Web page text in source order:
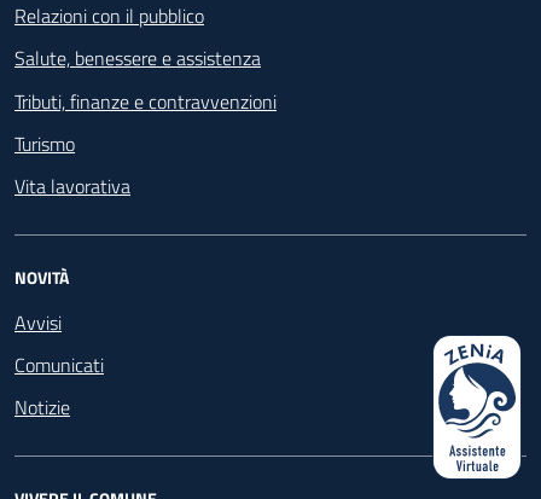
Relazioni con il pubblico
Salute, benessere e assistenza
Tributi, finanze e contravvenzioni
Turismo
Vita lavorativa
NOVITÀ
Avvisi
Comunicati
Notizie